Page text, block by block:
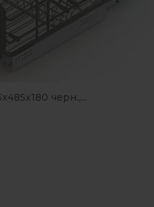
черн.,...